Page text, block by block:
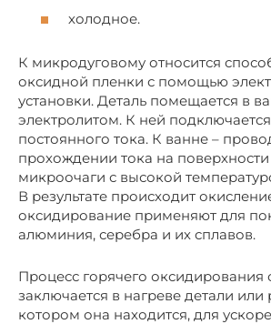
холодное.
К микродуговому относится
оксидной пленки с помощью
установки. Деталь помещается в
электролитом. К ней подключается
постоянного тока. К ванне –
прохождении тока на
микроочаги с высокой
В результате происходит
оксидирование применяют для
алюминия, серебра и их сплавов.
Процесс горячего оксидирования
заключается в нагреве детали или
котором она находится, для